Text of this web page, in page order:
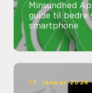
Minsundhed
guide til bedre
smartphone
17. januar 2024